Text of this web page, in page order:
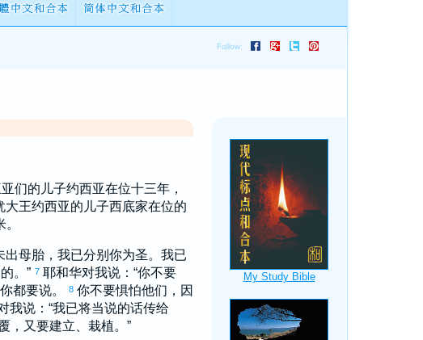
亚们的儿子约西亚在位十三年，
大王约西亚的儿子西底家在位的
。
出母胎，我已分别你为圣。我已
。” 7 耶和华对我说：“你不要
都要说。
8 你不要惧怕他们，因
我说：“我已将当说的话传给
，又要建立、栽植。”